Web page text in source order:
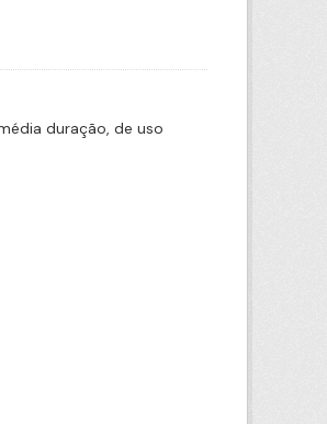
duração, de uso